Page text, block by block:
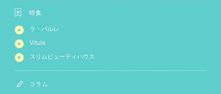
特集
ラ・パルレ
Vitule
スリムビューティハウス
コラム